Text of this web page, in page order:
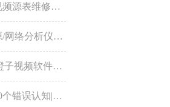
1.看过来！免费橙子视频源表维修八折优惠来了！
2.【年底钜惠】信号源/网络分析仪维修unlevel故障8折优惠
3.橙子视频软件售后|橙子视频软件为什么贵？橙子视频软件仪器维修哪家好？
4.关于示波器探头的10个错误认知|橙子视频下载维修分享